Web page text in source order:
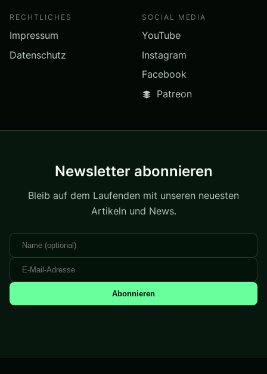
RECHTLICHES
Impressum
Datenschutz
SOCIAL MEDIA
YouTube
Instagram
Facebook
Patreon
Newsletter abonnieren
Bleib auf dem Laufenden mit unseren neuesten
Artikeln und News.
Abonnieren